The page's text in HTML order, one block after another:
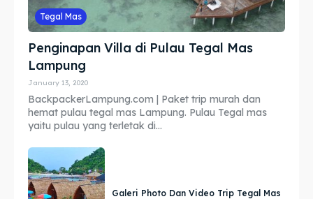
Tegal Mas
Penginapan Villa di Pulau Tegal Mas
Lampung
January 13, 2020
BackpackerLampung.com | Paket trip murah dan
hemat pulau tegal mas Lampung. Pulau Tegal mas
yaitu pulau yang terletak di...
Galeri Photo Dan Video Trip Tegal Mas